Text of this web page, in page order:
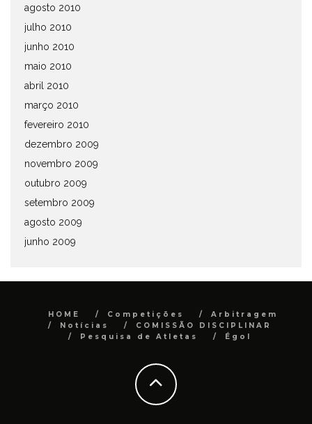
agosto 2010
julho 2010
junho 2010
maio 2010
abril 2010
março 2010
fevereiro 2010
dezembro 2009
novembro 2009
outubro 2009
setembro 2009
agosto 2009
junho 2009
HOME Competições
Arbitragem
Notícias
COMISSÃO DISCIPLINAR
Pesquisa de Atletas
Égol